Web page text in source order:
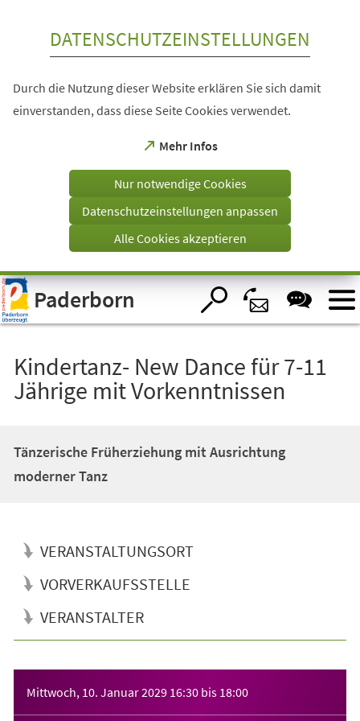
Visuelle
Assistenzsoftware
öffnen.
DATENSCHUTZEINSTELLUNGEN
Durch die Nutzung dieser Website erklären Sie sich damit
einverstanden, dass diese Seite Cookies verwendet.
Mehr Infos
(Öffnet
einem
Tab)
Nur notwendige Cookies
Datenschutzeinstellungen anpassen
Alle Cookies akzeptieren
Paderborn
Kindertanz- New Dance für 7-11
Jährige mit Vorkenntnissen
Tänzerische Früherziehung mit Ausrichtung
moderner Tanz
VERANSTALTUNGSORT
VORVERKAUFSSTELLE
VERANSTALTER
Mittwoch, 10. Januar 2029 16:30 bis 18:00